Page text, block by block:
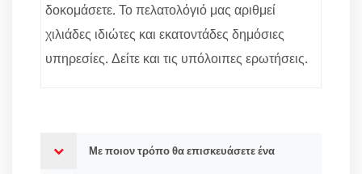
δοκομάσετε. Το πελατολόγιό μας αριθμεί
χιλιάδες ιδιώτες και εκατοντάδες δημόσιες
υπηρεσίες. Δείτε και τις υπόλοιπες ερωτήσεις.
Με ποιον τρόπο θα επισκευάσετε ένα